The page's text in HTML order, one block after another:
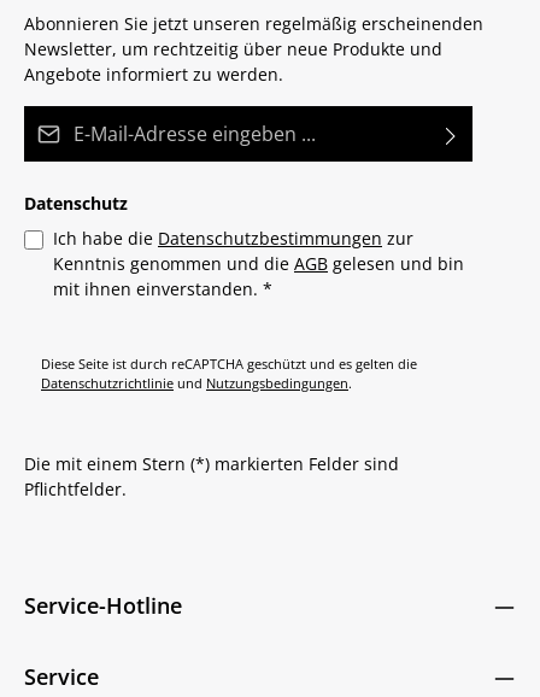
Abonnieren Sie jetzt unseren regelmäßig erscheinenden
Newsletter, um rechtzeitig über neue Produkte und
Angebote informiert zu werden.
Datenschutz
Ich habe die Datenschutzbestimmungen zur
Kenntnis genommen und die AGB gelesen und bin
mit ihnen einverstanden. *
Diese Seite ist durch reCAPTCHA geschützt und es gelten die
Datenschutzrichtlinie und Nutzungsbedingungen.
Die mit einem Stern (*) markierten Felder sind
Pflichtfelder.
Service-Hotline
Service